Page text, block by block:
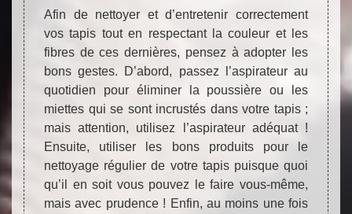
Afin de nettoyer et d’entretenir correctement
vos tapis tout en respectant la couleur et les
fibres de ces dernières, pensez à adopter les
bons gestes. D’abord, passez l’aspirateur au
quotidien pour éliminer la poussière ou les
miettes qui se sont incrustés dans votre tapis ;
mais attention, utilisez l’aspirateur adéquat !
Ensuite, utiliser les bons produits pour le
nettoyage régulier de votre tapis puisque quoi
qu’il en soit vous pouvez le faire vous-même,
mais avec prudence ! Enfin, au moins une fois